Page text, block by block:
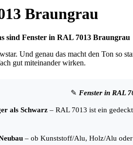
Braungrau
sind Fenster in RAL 7013 Braungrau
Und genau das macht den Ton so
gut miteinander wirken.
✎ Fenster in RAL
als Schwarz– RAL 7013 ist ein
– ob Kunststoff/Alu, Holz/Alu